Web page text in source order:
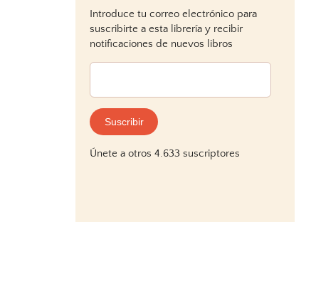
Introduce tu correo electrónico para
suscribirte a esta librería y recibir
notificaciones de nuevos libros
Dirección
correo
electrónico:
Suscribir
Únete a otros 4.633 suscriptores